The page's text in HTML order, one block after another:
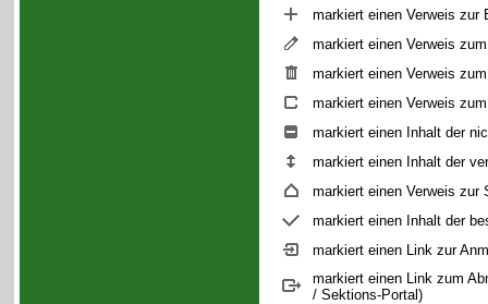
markiert einen Verweis zur
markiert einen Verweis
markiert einen Verweis
markiert einen Verweis
markiert einen Inhalt der
markiert einen Inhalt der
markiert einen Verweis zur
markiert einen Inhalt der
markiert einen Link zur
markiert einen Link zum
/ Sektions-Portal)